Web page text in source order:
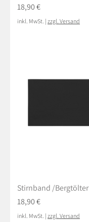
Preis
18,90 €
inkl. MwSt. | zzgl. Versand
Stirnband /Bergtölter
Preis
18,90 €
inkl. MwSt. | zzgl. Versand